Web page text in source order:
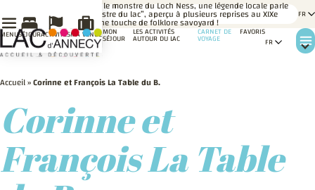
SAVIEZ-
VOUS ?
Comme le monstre du Loch Ness, une légende locale parle
du “monstre du lac”, aperçu à plusieurs reprises au XIXe
siècle. Une touche de folklore savoyard !
MON
SÉJOUR
LES ACTIVITÉS
AUTOUR DU LAC
CARNET DE
VOYAGE
FAVORIS
MENUSÉJOURACTIVITÉSMA VENUE
Accueil»Corinne et François La Table du B.
Corinne et
François La Table